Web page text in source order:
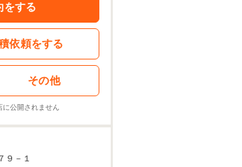
をする
依頼をする
その他
公開されません
９－１